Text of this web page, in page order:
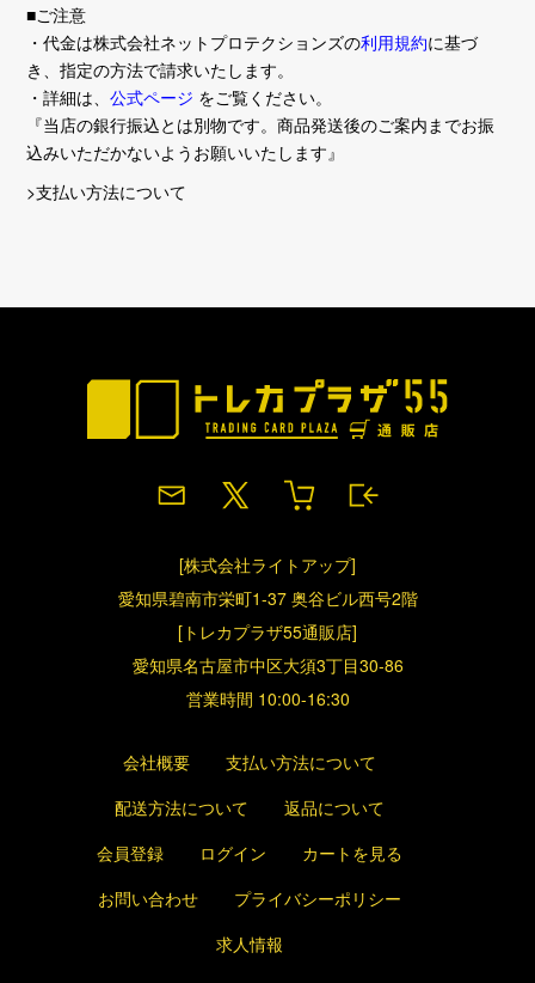
■ご注意
・代金は株式会社ネットプロテクションズの利用規約に基づ
き、指定の方法で請求いたします。
・詳細は、公式ページ をご覧ください。
『当店の銀行振込とは別物です。商品発送後のご案内までお振
込みいただかないようお願いいたします』
>支払い方法について
[株式会社ライトアップ]
愛知県碧南市栄町1-37 奥谷ビル西号2階
[トレカプラザ55通販店]
愛知県名古屋市中区大須3丁目30-86
営業時間 10:00-16:30
会社概要
支払い方法について
配送方法について
返品について
会員登録
ログイン
カートを見る
お問い合わせ
プライバシーポリシー
求人情報